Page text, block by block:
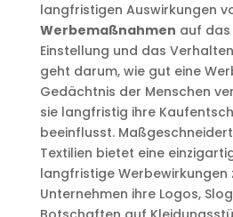
langfristigen Auswirkungen
Werbemaßnahmen auf das
Einstellung und das
geht darum, wie gut eine
Gedächtnis der Menschen
sie langfristig ihre
beeinflusst.
Textilien bietet eine
langfristige Werbewirkungen
Unternehmen ihre Logos,